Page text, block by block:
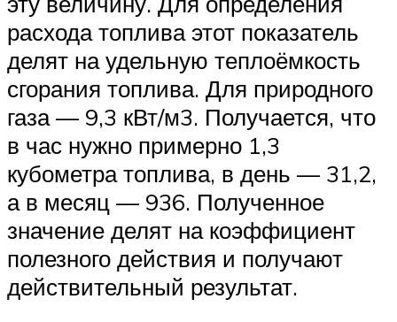
расхода топлива этот показатель
делят на удельную теплоёмкость
сгорания топлива. Для природного
газа — 9,3 кВт/м3. Получается, что
в час нужно примерно 1,3
кубометра топлива, в день — 31,2,
а в месяц — 936. Полученное
значение делят на коэффициент
полезного действия и получают
действительный результат.